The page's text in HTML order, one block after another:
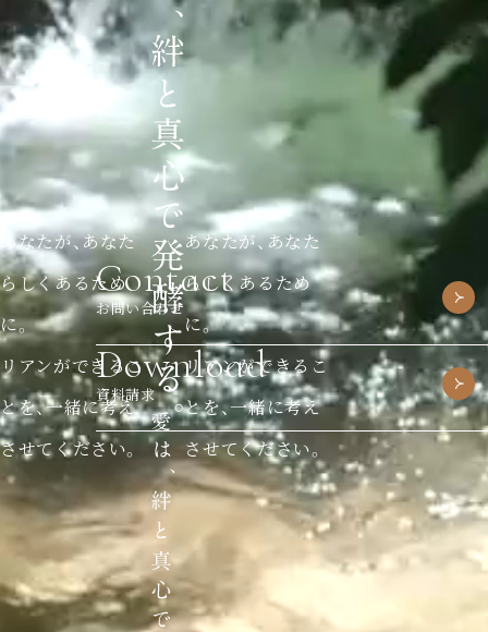
あなたが、あなた
らしくあるため
に。
リアンができるこ
とを、一緒に考え
させてください。
あなたが、あなた
らしくあるため
に。
リアンができるこ
とを、一緒に考え
させてください。
Contact
お問い合わせ
Download
資料請求